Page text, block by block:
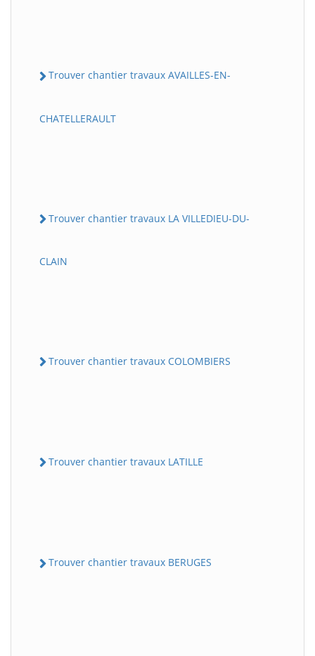
Trouver chantier travaux AVAILLES-EN-
CHATELLERAULT
Trouver chantier travaux LA VILLEDIEU-DU-
CLAIN
Trouver chantier travaux COLOMBIERS
Trouver chantier travaux LATILLE
Trouver chantier travaux BERUGES